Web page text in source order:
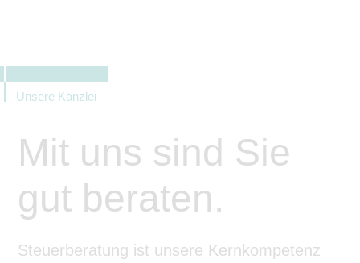
Unsere Kanzlei
Mit uns sind Sie
gut beraten.
Steuerberatung ist unsere Kernkompetenz